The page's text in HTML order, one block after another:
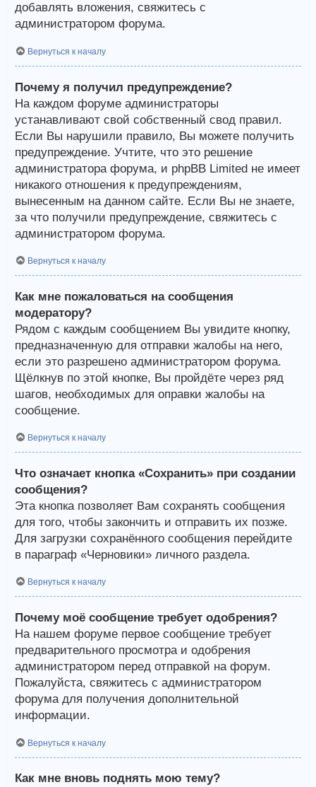
добавлять вложения, свяжитесь с
администратором форума.
Вернуться к началу
Почему я получил предупреждение?
На каждом форуме администраторы
устанавливают свой собственный свод правил.
Если Вы нарушили правило, Вы можете получить
предупреждение. Учтите, что это решение
администратора форума, и phpBB Limited не имеет
никакого отношения к предупреждениям,
вынесенным на данном сайте. Если Вы не знаете,
за что получили предупреждение, свяжитесь с
администратором форума.
Вернуться к началу
Как мне пожаловаться на сообщения
модератору?
Рядом с каждым сообщением Вы увидите кнопку,
предназначенную для отправки жалобы на него,
если это разрешено администратором форума.
Щёлкнув по этой кнопке, Вы пройдёте через ряд
шагов, необходимых для оправки жалобы на
сообщение.
Вернуться к началу
Что означает кнопка «Сохранить» при создании
сообщения?
Эта кнопка позволяет Вам сохранять сообщения
для того, чтобы закончить и отправить их позже.
Для загрузки сохранённого сообщения перейдите
в параграф «Черновики» личного раздела.
Вернуться к началу
Почему моё сообщение требует одобрения?
На нашем форуме первое сообщение требует
предварительного просмотра и одобрения
администратором перед отправкой на форум.
Пожалуйста, свяжитесь с администратором
форума для получения дополнительной
информации.
Вернуться к началу
Как мне вновь поднять мою тему?